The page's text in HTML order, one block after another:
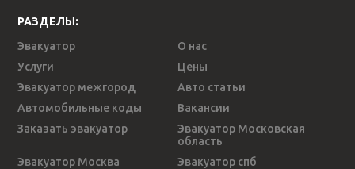
РАЗДЕЛЫ:
Эвакуатор
О нас
Услуги
Цены
Эвакуатор межгород
Авто статьи
Автомобильные коды
Вакансии
Заказать эвакуатор
Эвакуатор Московская
область
Эвакуатор Москва
Эвакуатор спб